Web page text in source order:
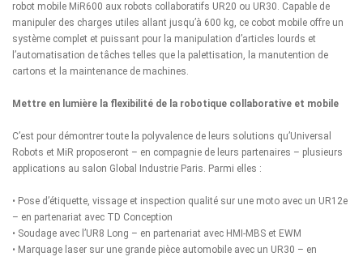
robot mobile MiR600 aux robots collaboratifs UR20 ou UR30. Capable de
manipuler des charges utiles allant jusqu’à 600 kg, ce cobot mobile offre un
système complet et puissant pour la manipulation d’articles lourds et
l’automatisation de tâches telles que la palettisation, la manutention de
cartons et la maintenance de machines.
Mettre en lumière la flexibilité de la robotique collaborative et mobile
C’est pour démontrer toute la polyvalence de leurs solutions qu’Universal
Robots et MiR proposeront – en compagnie de leurs partenaires – plusieurs
applications au salon Global Industrie Paris. Parmi elles :
• Pose d’étiquette, vissage et inspection qualité sur une moto avec un UR12e
– en partenariat avec TD Conception
• Soudage avec l’UR8 Long – en partenariat avec HMI-MBS et EWM
• Marquage laser sur une grande pièce automobile avec un UR30 – en